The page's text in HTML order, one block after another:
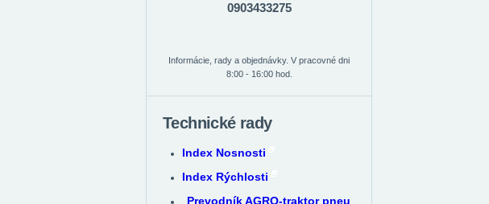
0903433275
Informácie, rady a objednávky. V pracovné dni
8:00 - 16:00 hod.
Technické rady
Index Nosnosti
Index Rýchlosti
Prevodník AGRO-traktor pneu